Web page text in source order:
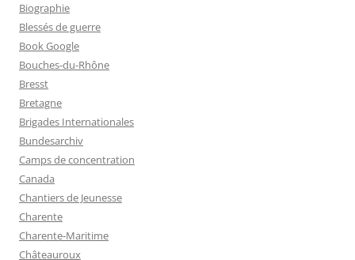
Biographie
Blessés de guerre
Book Google
Bouches-du-Rhône
Bresst
Bretagne
Brigades Internationales
Bundesarchiv
Camps de concentration
Canada
Chantiers de Jeunesse
Charente
Charente-Maritime
Châteauroux